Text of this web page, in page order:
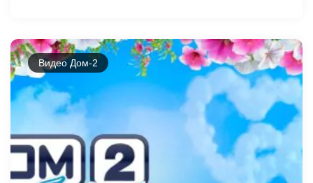
Видео Дом-2